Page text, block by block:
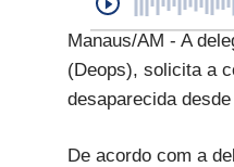
Manaus/AM - A
(Deops), solicita a
desaparecida
De acordo com a